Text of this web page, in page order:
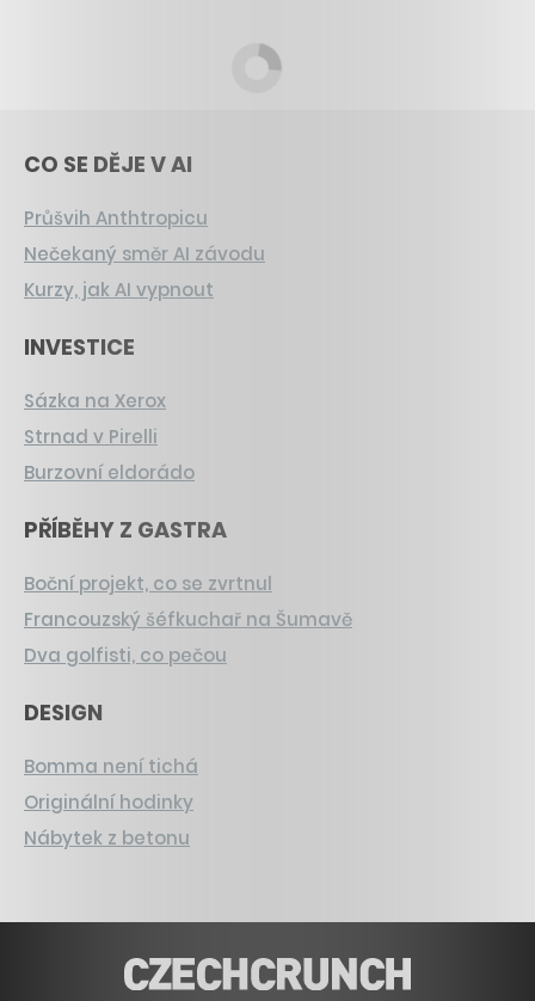
CO SE DĚJE V AI
Průšvih Anthtropicu
Nečekaný směr AI závodu
Kurzy, jak AI vypnout
INVESTICE
Sázka na Xerox
Strnad v Pirelli
Burzovní eldorádo
PŘÍBĚHY Z GASTRA
Boční projekt, co se zvrtnul
Francouzský šéfkuchař na Šumavě
Dva golfisti, co pečou
DESIGN
Bomma není tichá
Originální hodinky
Nábytek z betonu